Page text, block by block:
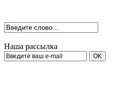
Наша рассылка